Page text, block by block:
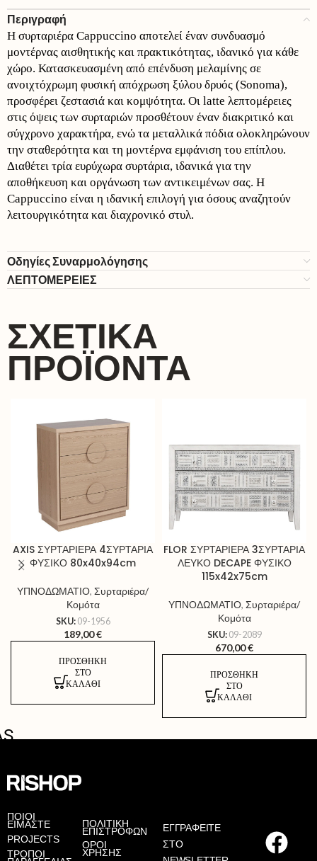
Περιγραφή
Η συρταριέρα Cappuccino αποτελεί έναν συνδυασμό
μοντέρνας αισθητικής και πρακτικότητας, ιδανικό για κάθε
χώρο. Κατασκευασμένη από επένδυση μελαμίνης σε
ανοιχτόχρωμη φυσική απόχρωση ξύλου δρυός (Sonoma),
προσφέρει ζεστασιά και κομψότητα. Οι latte λεπτομέρειες
στις όψεις των συρταριών προσθέτουν έναν διακριτικό και
σύγχρονο χαρακτήρα, ενώ τα μεταλλικά πόδια ολοκληρώνουν
την σταθερότητα και τη μοντέρνα εμφάνιση του επίπλου.
Διαθέτει τρία ευρύχωρα συρτάρια, ιδανικά για την
αποθήκευση και οργάνωση των αντικειμένων σας. Η
Cappuccino είναι η ιδανική επιλογή για όσους αναζητούν
λειτουργικότητα και διαχρονικό στυλ.
Οδηγίες Συναρμολόγησης
ΛΕΠΤΟΜΕΡΕΙΕΣ
ΣΧΕΤΙΚΆ
ΠΡΟΪΌΝΤΑ
AXIS ΣΥΡΤΑΡΙΕΡΑ 4ΣΥΡΤΑΡΙΑ
ΦΥΣΙΚΟ 80x40x94cm
ΥΠΝΟΔΩΜΑΤΙΟ, Συρταριέρα/
Κομότα
SKU: 09-1956
189,00€
ΠΡΟΣΘΉΚΗ
ΣΤΟ
ΚΑΛΆΘΙ
FLOR ΣΥΡΤΑΡΙΕΡΑ 3ΣΥΡΤΑΡΙΑ
ΛΕΥΚΟ DECAPE ΦΥΣΙΚΟ
115x42x75cm
ΥΠΝΟΔΩΜΑΤΙΟ, Συρταριέρα/
Κομότα
SKU: 09-2089
670,00€
ΠΡΟΣΘΉΚΗ
ΣΤΟ
ΚΑΛΆΘΙ
ΠΟΙΟΙ
ΕΙΜΑΣΤΕ
PROJECTS
ΤΡΟΠΟΙ
ΠΟΛΙΤΙΚΗ
ΕΠΙΣΤΡΟΦΩΝ
ΟΡΟΙ
ΧΡΗΣΗΣ
ΕΓΓΡΑΦΕΙΤΕ
ΣΤΟ